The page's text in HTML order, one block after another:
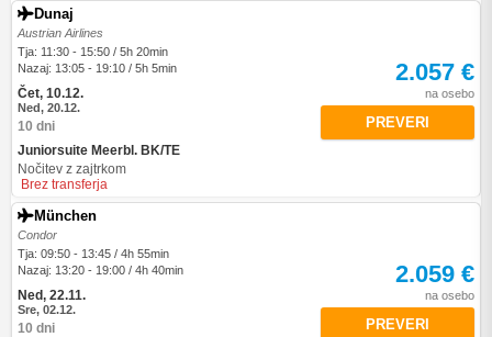
Dunaj
Austrian Airlines
Tja: 11:30 - 15:50 / 5h 20min
Nazaj: 13:05 - 19:10 / 5h 5min
Čet, 10.12.
Ned, 20.12.
10 dni
Juniorsuite Meerbl. BK/TE
Nočitev z zajtrkom
Brez transferja
2.057 €
na osebo
PREVERI
München
Condor
Tja: 09:50 - 13:45 / 4h 55min
Nazaj: 13:20 - 19:00 / 4h 40min
Ned, 22.11.
Sre, 02.12.
10 dni
2.059 €
na osebo
PREVERI